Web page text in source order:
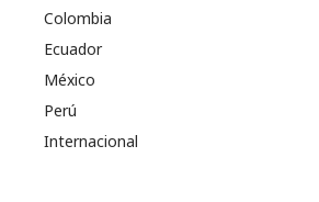
Colombia
Ecuador
México
Perú
Internacional